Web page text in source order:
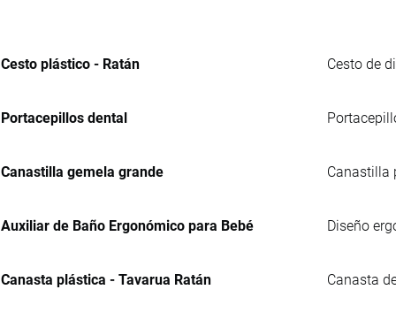
Cesto plástico - Ratán Cesto de
Portacepillos dental
Canastilla gemela grande Canastilla
Auxiliar de Baño Ergonómico para Bebé Diseño
Canasta plástica - Tavarua Ratán Canasta